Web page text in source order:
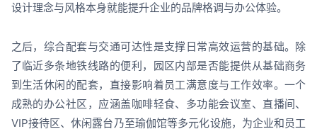
设计理念与风格本身就能提升企业的品牌格调与办公体验。
之后，综合配套与交通可达性是支撑日常高效运营的基础。除
了临近多条地铁线路的便利，园区内部是否能提供从基础商务
到生活休闲的配套，直接影响着员工满意度与工作效率。一个
成熟的办公社区，应涵盖咖啡轻食、多功能会议室、直播间、
VIP接待区、休闲露台乃至瑜伽馆等多元化设施，为企业和员工